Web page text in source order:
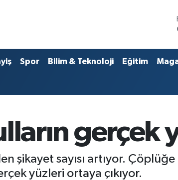
Spor Bilim & Teknoloji Eğitim
gerçek
şikayet sayısı artıyor.
yüzleri ortaya çıkıyor.